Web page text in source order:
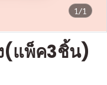
1/1
(แพ็ค3ชิ้น)